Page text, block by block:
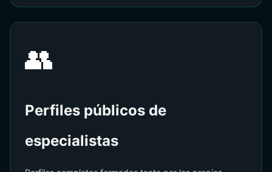
👥
Perfiles públicos de
especialistas